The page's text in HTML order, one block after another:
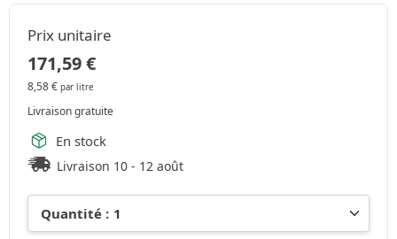
Prix unitaire
171,59€
8,58€ par litre
Livraison gratuite
En stock
Livraison 10 - 12 août